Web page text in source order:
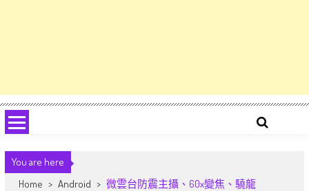
You are here
Home > Android > 微雲台防震主攝、60x變焦、驍龍